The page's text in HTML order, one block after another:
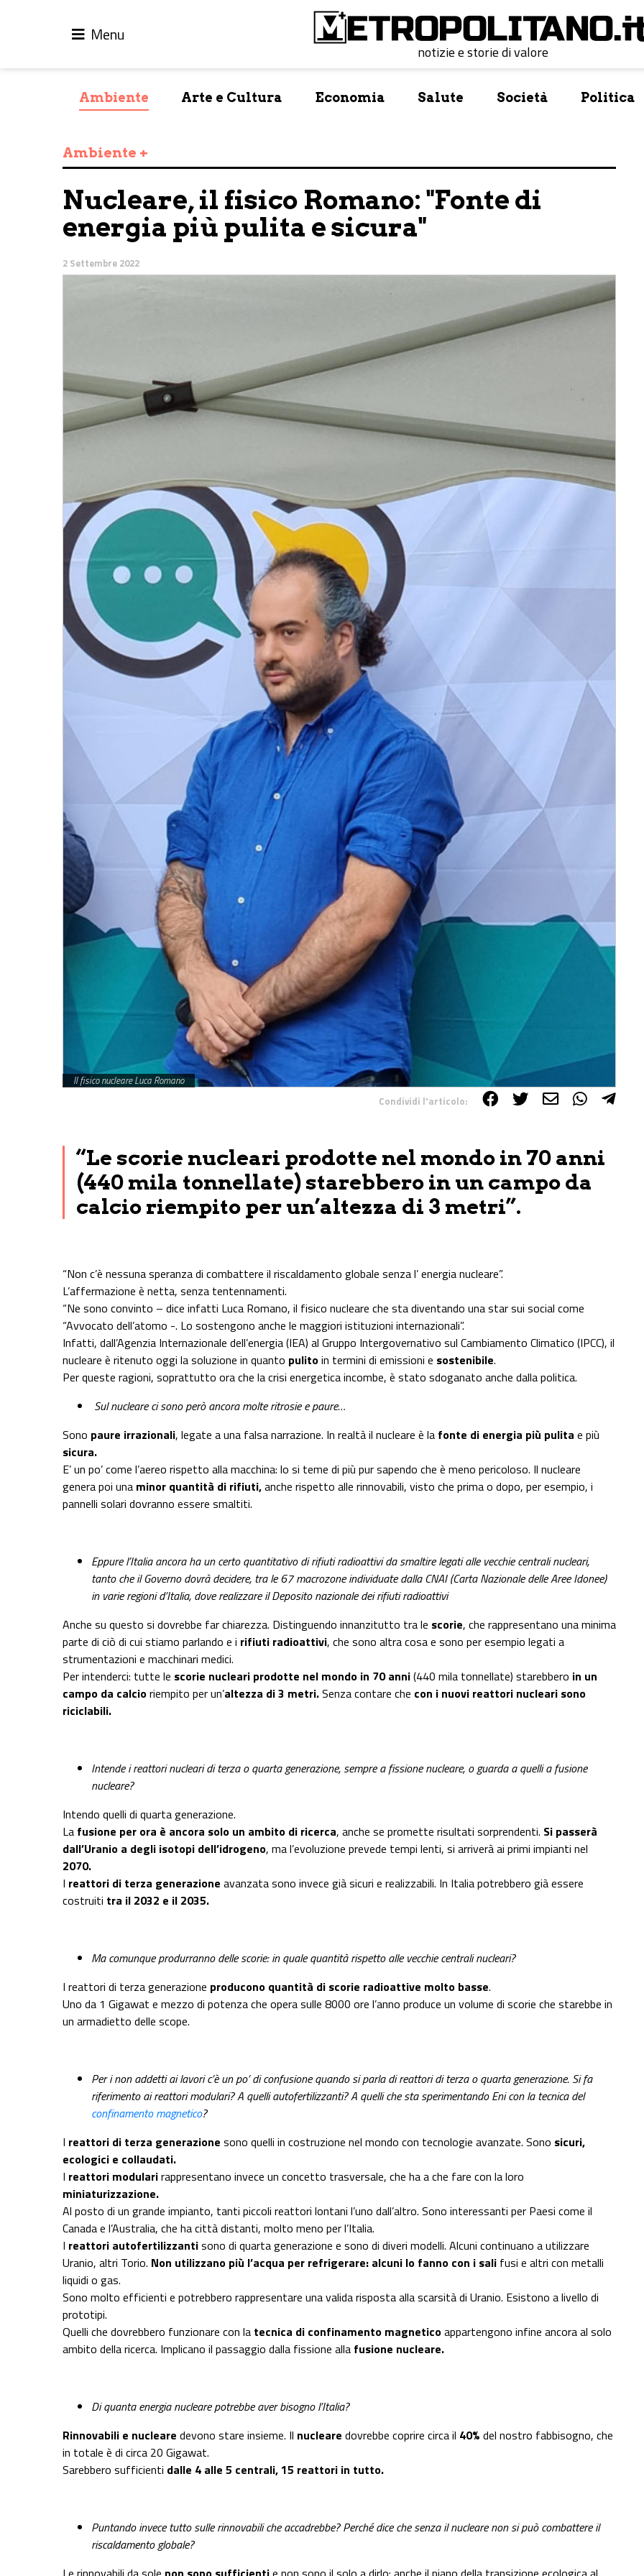
Menu
notizie e storie di valore
Ambiente Arte e Cultura Economia Salute Società Politica
Ambiente +
Nucleare, il fisico Romano: "Fonte di
energia più pulita e sicura"
2 Settembre 2022
Il fisico nucleare Luca Romano
Condividi l'articolo:
“Le scorie nucleari prodotte nel mondo in 70 anni
(440 mila tonnellate) starebbero in un campo da
calcio riempito per un’altezza di 3 metri”.
“Non c’è nessuna speranza di combattere il riscaldamento globale senza l’ energia nucleare”.
L’affermazione è netta, senza tentennamenti.
“Ne sono convinto – dice infatti Luca Romano, il fisico nucleare che sta diventando una star sui social come
“Avvocato dell’atomo -. Lo sostengono anche le maggiori istituzioni internazionali”.
Infatti, dall’Agenzia Internazionale dell’energia (IEA) al Gruppo Intergovernativo sul Cambiamento Climatico (IPCC), il
nucleare è ritenuto oggi la soluzione in quanto pulitoin termini di emissioni e sostenibile.
Per queste ragioni, soprattutto ora che la crisi energetica incombe, è stato sdoganato anche dalla politica.
Sul nucleare ci sono però ancora molte ritrosie e paure…
Sono paure irrazionali, legate a una falsa narrazione. In realtà il nucleare è la fonte di energia più pulita e più
sicura.
E’ un po’ come l’aereo rispetto alla macchina: lo si teme di più pur sapendo che è meno pericoloso. Il nucleare
genera poi una minor quantità di rifiuti,anche rispetto alle rinnovabili, visto che prima o dopo, per esempio, i
pannelli solari dovranno essere smaltiti.
Eppure l’Italia ancora ha un certo quantitativo di rifiuti radioattivi da smaltire legati alle vecchie centrali nucleari,
tanto che il Governo dovrà decidere, tra le 67 macrozone individuate dalla CNAI (Carta Nazionale delle Aree Idonee)
in varie regioni d’Italia, dove realizzare il Deposito nazionale dei rifiuti radioattivi
Anche su questo si dovrebbe far chiarezza. Distinguendo innanzitutto tra le scorie, che rappresentano una minima
parte di ciò di cui stiamo parlando e i rifiuti radioattivi, che sono altra cosa e sono per esempio legati a
strumentazioni e macchinari medici.
Per intenderci: tutte le scorie nucleari prodotte nel mondo in 70 anni(440 mila tonnellate) starebbero in un
campo da calcioriempito per un’altezza di 3 metri.Senza contare che con i nuovi reattori nucleari sono
riciclabili.
Intende i reattori nucleari di terza o quarta generazione, sempre a fissione nucleare, o guarda a quelli a fusione
nucleare?
Intendo quelli di quarta generazione.
La fusione per ora è ancora solo un ambito di ricerca, anche se promette risultati sorprendenti. Si passerà
dall’Uranio a degli isotopi dell’idrogeno, ma l’evoluzione prevede tempi lenti, si arriverà ai primi impianti nel
2070.
I reattori di terza generazione avanzata sono invece già sicuri e realizzabili. In Italia potrebbero già essere
costruiti tra il 2032 e il 2035.
Ma comunque produrranno delle scorie: in quale quantità rispetto alle vecchie centrali nucleari?
I reattori di terza generazione producono quantità di scorie radioattive molto basse.
Uno da 1 Gigawat e mezzo di potenza che opera sulle 8000 ore l’anno produce un volume di scorie che starebbe in
un armadietto delle scope.
Per i non addetti ai lavori c’è un po’ di confusione quando si parla di reattori di terza o quarta generazione. Si fa
riferimento ai reattori modulari? A quelli autofertilizzanti? A quelli che sta sperimentando Eni con la tecnica del
confinamento magnetico?
I reattori di terza generazione sono quelli in costruzione nel mondo con tecnologie avanzate. Sono sicuri,
ecologici e collaudati.
I reattori modularirappresentano invece un concetto trasversale, che ha a che fare con la loro
miniaturizzazione.
Al posto di un grande impianto, tanti piccoli reattori lontani l’uno dall’altro. Sono interessanti per Paesi come il
Canada e l’Australia, che ha città distanti, molto meno per l’Italia.
I reattori autofertilizzantisono di quarta generazione e sono di diveri modelli. Alcuni continuano a utilizzare
Uranio, altri Torio. Non utilizzano più l’acqua per refrigerare: alcuni lo fanno con i sali fusi e altri con metalli
liquidi o gas.
Sono molto efficienti e potrebbero rappresentare una valida risposta alla scarsità di Uranio. Esistono a livello di
prototipi.
Quelli che dovrebbero funzionare con la tecnica di confinamento magneticoappartengono infine ancora al solo
ambito della ricerca. Implicano il passaggio dalla fissione alla fusione nucleare.
Di quanta energia nucleare potrebbe aver bisogno l’Italia?
Rinnovabili e nucleare devono stare insieme. Il nucleare dovrebbe coprire circa il 40% del nostro fabbisogno, che
in totale è di circa 20 Gigawat.
Sarebbero sufficienti dalle 4 alle 5 centrali, 15 reattori in tutto.
Puntando invece tutto sulle rinnovabili che accadrebbe? Perché dice che senza il nucleare non si può combattere il
riscaldamento globale?